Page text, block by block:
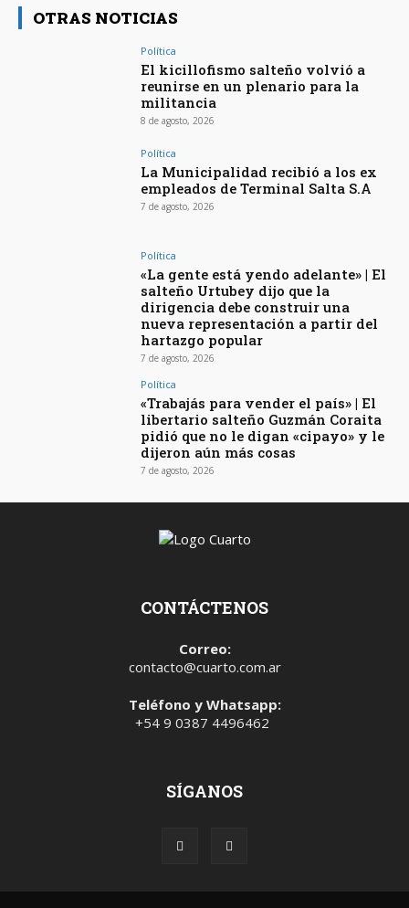
OTRAS NOTICIAS
Política
El kicillofismo salteño volvió a
reunirse en un plenario para la
militancia
8 de agosto, 2026
Política
La Municipalidad recibió a los ex
empleados de Terminal Salta S.A
7 de agosto, 2026
Política
«La gente está yendo adelante» | El
salteño Urtubey dijo que la
dirigencia debe construir una
nueva representación a partir del
hartazgo popular
7 de agosto, 2026
Política
«Trabajás para vender el país» | El
libertario salteño Guzmán Coraita
pidió que no le digan «cipayo» y le
dijeron aún más cosas
7 de agosto, 2026
CONTÁCTENOS
Correo:
contacto@cuarto.com.ar
Teléfono y Whatsapp:
+54 9 0387 4496462
SÍGANOS